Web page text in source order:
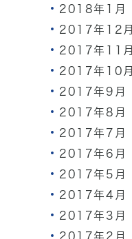
2018年1月
2017年12月
2017年11月
2017年10月
2017年9月
2017年8月
2017年7月
2017年6月
2017年5月
2017年4月
2017年3月
2017年2月